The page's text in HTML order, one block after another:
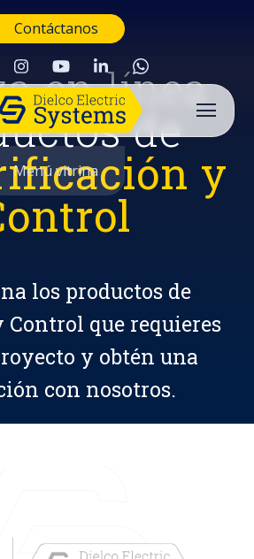
Contáctanos
Menú vitrina
en línea
de
y
los productos de
Control que requieres
y obtén una
con nosotros.